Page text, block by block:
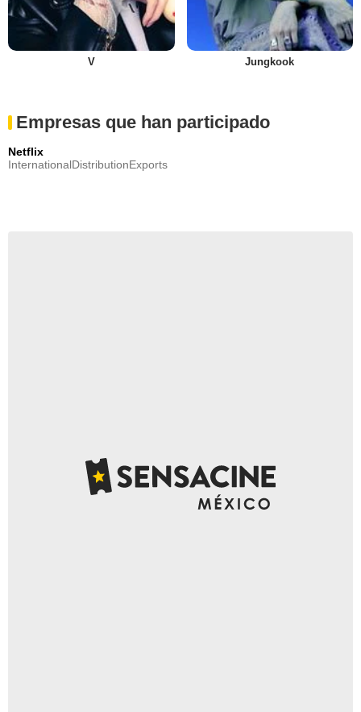
V Jungkook
Empresas que han participado
Netflix
InternationalDistributionExports